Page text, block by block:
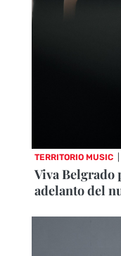
TERRITORIO MUSIC
Viva Belgrado
adelanto del